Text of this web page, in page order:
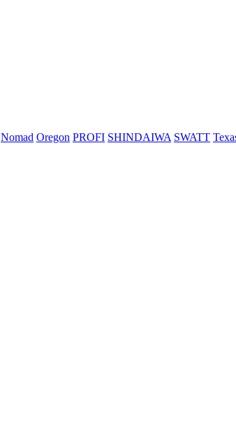
Nomad Oregon PROFI SHINDAIWA SWATT